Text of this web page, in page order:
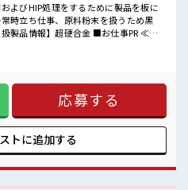
自由！
およびHIP処理をするために製品を板に
時立ち仕事、原料粉末を扱うため黒
報】超硬合金 ■お仕事PR ≪無
上乗せ≫ 残業は月20時間未満で、 ほ
事≫ 新しいことにチャレンジするの
働く環境が整っています！ イチから
目指していきましょう！ ≪様々なお
まず気軽に相談できる、 派遣のお仕
事にできます♪ 休憩室でホッと一息リ
応募する
トに追加する